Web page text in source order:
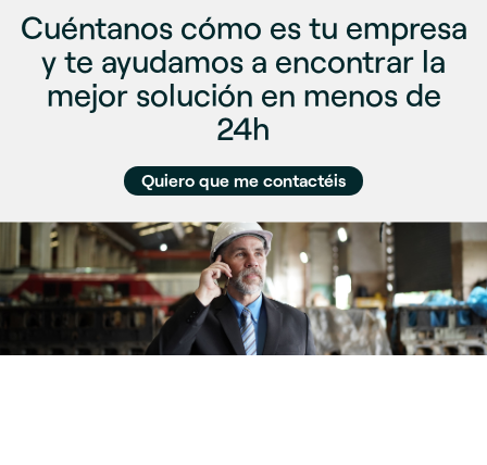
Cuéntanos cómo es tu empresa
y te ayudamos a encontrar la
mejor solución en menos de
24h
Quiero que me contactéis